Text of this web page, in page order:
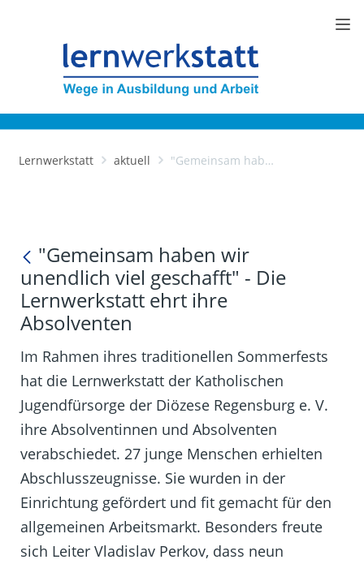
Lernwerkstatt aktuell "Gemeinsam haben wir unendlich viel geschafft" - Die Lernwerkstatt ehrt ihre Absolventen
"Gemeinsam haben wir
unendlich viel geschafft" - Die
Lernwerkstatt ehrt ihre
Absolventen
Im Rahmen ihres traditionellen Sommerfests
hat die Lernwerkstatt der Katholischen
Jugendfürsorge der Diözese Regensburg e. V.
ihre Absolventinnen und Absolventen
verabschiedet. 27 junge Menschen erhielten
Abschlusszeugnisse. Sie wurden in der
Einrichtung gefördert und fit gemacht für den
allgemeinen Arbeitsmarkt. Besonders freute
sich Leiter Vladislav Perkov, dass neun